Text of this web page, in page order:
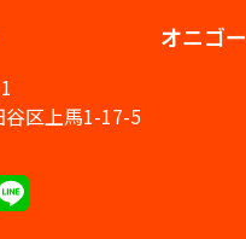
オニゴー
谷区上馬1-17-5